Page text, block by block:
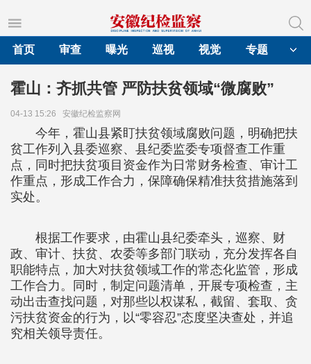
首页
审查 曝光 巡视 视觉 专题
霍山：齐抓共管 严防扶贫领域“微腐败”
04-13 15:26 安徽纪检监察网
今年，霍山县紧盯扶贫领域腐败问题，明确把扶
贫工作列入县委巡察、县纪委监委专项督查工作重
点，同时把扶贫项目资金作为日常财务检查、审计工
作重点，形成工作合力，保障确保精准扶贫措施落到
实处。
根据工作要求，由霍山县纪委牵头，巡察、财
政、审计、扶贫、农委等多部门联动，充分发挥各自
职能特点，加大对扶贫领域工作的常态化监管，形成
工作合力。同时，制定问题清单，开展专项检查，主
动出击查找问题，对那些以权谋私，截留、套取、贪
污扶贫资金的行为，以“零容忍”态度坚决查处，并追
究相关领导责任。